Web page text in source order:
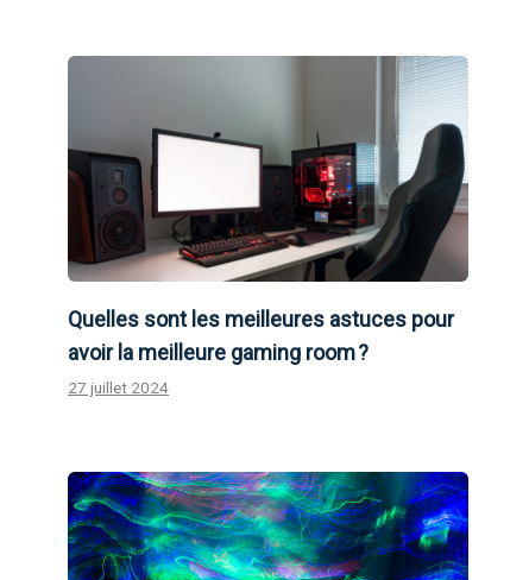
Quelles sont les meilleures astuces pour
avoir la meilleure gaming room ?
27 juillet 2024